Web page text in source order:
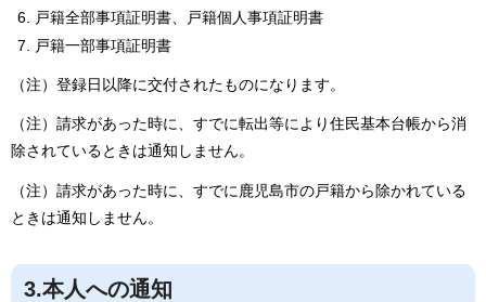
戸籍全部事項証明書、戸籍個人事項証明書
戸籍一部事項証明書
（注）登録日以降に交付されたものになります。
（注）請求があった時に、すでに転出等により住民基本台帳から消
除されているときは通知しません。
（注）請求があった時に、すでに鹿児島市の戸籍から除かれている
ときは通知しません。
3.本人への通知